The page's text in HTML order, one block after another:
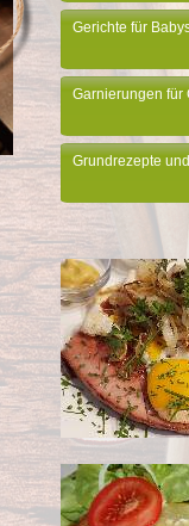
Gerichte für
Garnierungen für
Grundrezepte